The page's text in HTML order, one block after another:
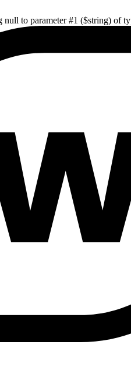
null to parameter #1 ($string) of